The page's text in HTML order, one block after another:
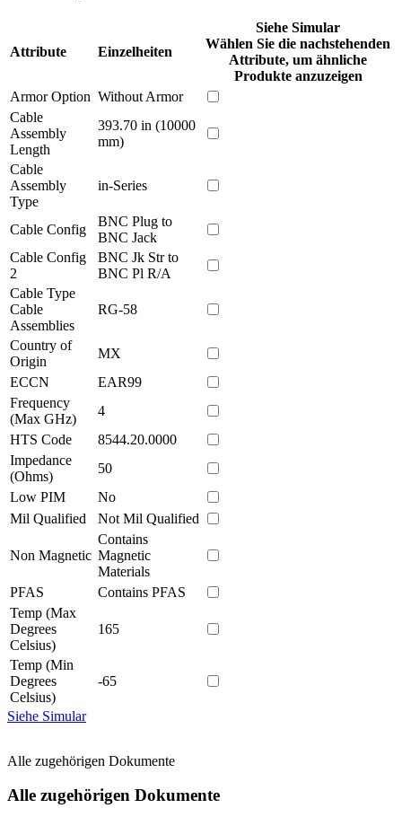
Attribute Einzelheiten
Siehe Simular
Wählen Sie die nachstehenden
Attribute, um ähnliche
Produkte anzuzeigen
Armor Option Without Armor
Cable
Assembly
Length
393.70 in (10000
mm)
Cable
Assembly
Type
in-Series
Cable Config
BNC Plug to
BNC Jack
Cable Config
2
BNC Jk Str to
BNC Pl R/A
Cable Type
Cable
Assemblies
RG-58
Country of
Origin
MX
ECCN
EAR99
Frequency
(Max GHz)
4
HTS Code
8544.20.0000
Impedance
(Ohms)
50
Low PIM
No
Mil Qualified
Not Mil Qualified
Non Magnetic
Contains
Magnetic
Materials
PFAS
Contains PFAS
Temp (Max
Degrees
Celsius)
165
Temp (Min
Degrees
Celsius)
-65
Siehe Simular
Alle zugehörigen Dokumente
Alle zugehörigen Dokumente